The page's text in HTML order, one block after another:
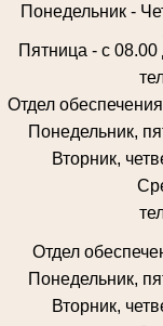
Понедельник -
Пятница - с 08.00
Отдел
Понедельник,
Вторник,
Отдел
Понедельник,
Вторник,